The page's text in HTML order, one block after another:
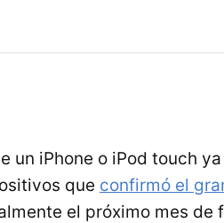
un iPhone o iPod touch
que confirmó el
el próximo mes de